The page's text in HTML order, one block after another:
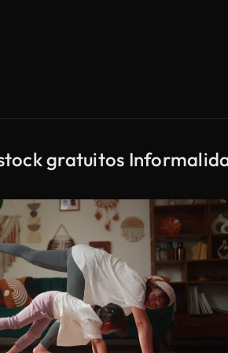
gratuitos